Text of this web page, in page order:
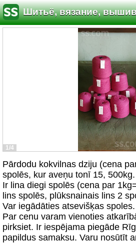
Шитьё, вязание,
1/4
Pārdodu kokvilnas dziju (cena
spolēs, kur aveņu tonī 15, 500kg.
Ir lina diegi spolēs (cena par
lins spolēs, plūksnainais lins 2
Var iegādāties atsevišķas spoles.
Par cenu varam vienoties
pirksiet. Ir iespējama piegāde
papildus samaksu. Varu nosūtīt